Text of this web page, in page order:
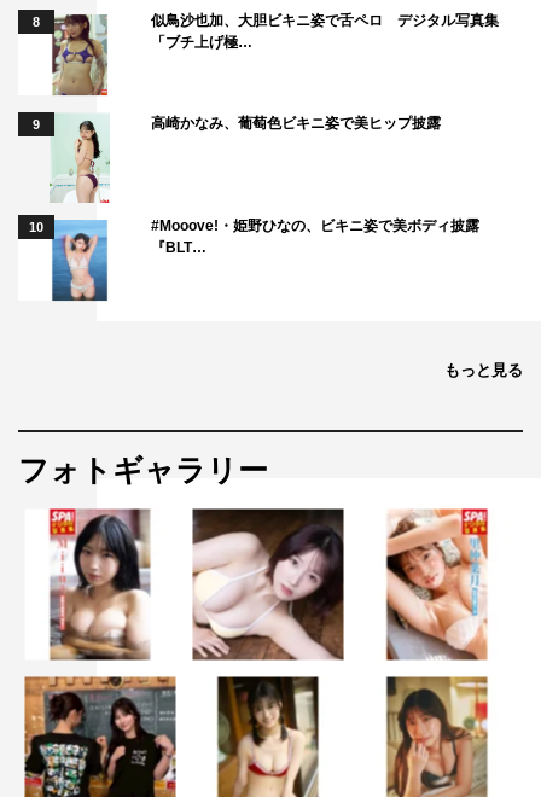
8
似鳥沙也加、大胆ビキニ姿で舌ペロ デジタル写真集
「ブチ上げ極…
9 高崎かなみ、葡萄色ビキニ姿で美ヒップ披露
10
#Mooove!・姫野ひなの、ビキニ姿で美ボディ披露
『BLT…
もっと見る
フォトギャラリー